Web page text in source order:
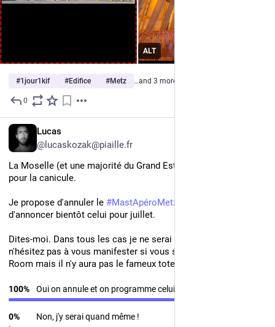
ALT
#1jour1kif #Edifice #Metz …and 3 more
0
Lucas
@lucaskozak@piaille.fr
La Moselle (et une majorité du Grand Est) passe en zone rouge
pour la canicule.
Je propose d'annuler le #MastApéroMetz
d'annoncer bientôt celui pour juillet.
Dites-moi. Dans tous les cas je ne serai pas présent, mais
n'hésitez pas à vous manifester si vous serez présent au Top
Room mais il n'y aura pas le fameux totem de
100% Oui on annule et on programme celui de Juillet.
0% Non, j'y serai quand même !